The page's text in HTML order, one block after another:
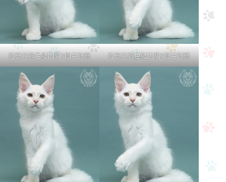
紅銀貝殼色緬因貓3個月記錄 紅銀貝殼色緬因貓3個月記錄